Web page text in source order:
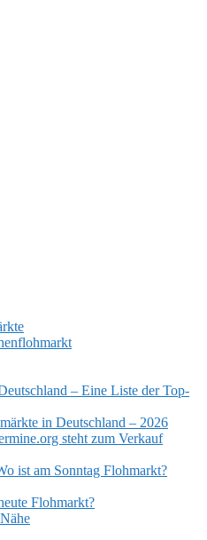
– Eine Liste der Top-
in Deutschland – 2026
steht zum Verkauf
ist am Sonntag Flohmarkt?
Flohmarkt?